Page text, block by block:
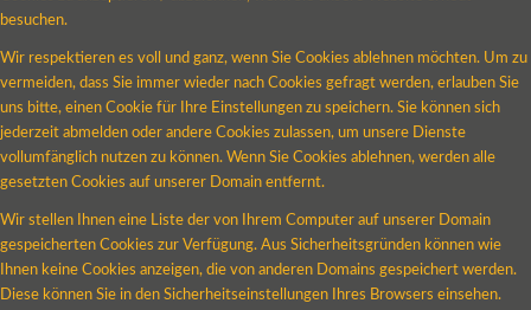
besuchen.
Wir respektieren es voll und ganz, wenn Sie Cookies ablehnen möchten. Um zu
vermeiden, dass Sie immer wieder nach Cookies gefragt werden, erlauben Sie
uns bitte, einen Cookie für Ihre Einstellungen zu speichern. Sie können sich
jederzeit abmelden oder andere Cookies zulassen, um unsere Dienste
vollumfänglich nutzen zu können. Wenn Sie Cookies ablehnen, werden alle
gesetzten Cookies auf unserer Domain entfernt.
Wir stellen Ihnen eine Liste der von Ihrem Computer auf unserer Domain
gespeicherten Cookies zur Verfügung. Aus Sicherheitsgründen können wie
Ihnen keine Cookies anzeigen, die von anderen Domains gespeichert werden.
Diese können Sie in den Sicherheitseinstellungen Ihres Browsers einsehen.